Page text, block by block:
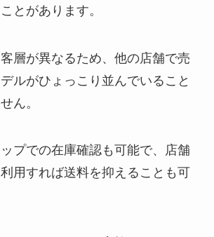
とがあります。
層が異なるため、他の店舗で売
ルがひょっこり並んでいること
ん。
プでの在庫確認も可能で、店舗
用すれば送料を抑えることも可